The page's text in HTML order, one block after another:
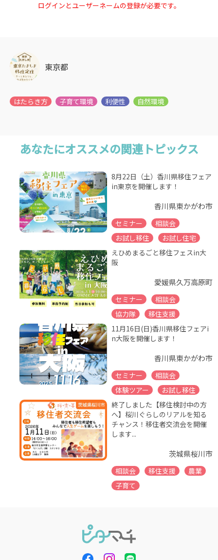
ログインとユーザーネームの登録が必要です。
東京都
あなたにオススメの関連トピックス
8月22日（土）香川県移住フェア
in東京を開催します！
香川県東かがわ市
セミナー
相談会
お試し移住
お試し住宅
えひめまるごと移住フェスin大
阪
愛媛県久万高原町
セミナー
相談会
協力隊
移住支援
11月16日(日)香川県移住フェアi
n大阪を開催します！
香川県東かがわ市
セミナー
相談会
体験ツアー
お試し移住
終了しました【移住検討中の方
へ】桜川ぐらしのリアルを知る
チャンス！移住者交流会を開催
します...
茨城県桜川市
相談会 移住支援
農業
子育て